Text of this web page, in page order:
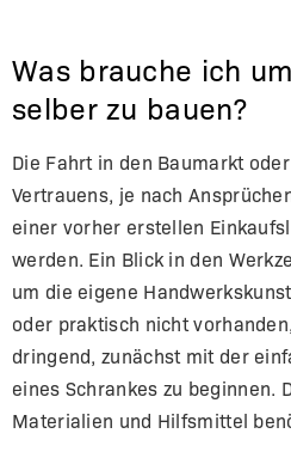
Was brauche ich
selber zu bauen?
Die Fahrt in den Baumarkt
Vertrauens, je nach
einer vorher erstellen
werden. Ein Blick in den
um die eigene
oder praktisch nicht
dringend, zunächst mit der
eines Schrankes zu beginnen.
Materialien und Hilfsmittel